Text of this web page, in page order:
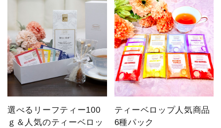
選べるリーフティー100
ｇ＆人気のティーベロッ
ティーベロップ人気商品
6種パック